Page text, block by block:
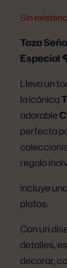
Sin
Taza
Especial
Lleva un
la icónica
adorable
perfecta
regalo
incluye
platos.
Con un
detalles,
decorar,